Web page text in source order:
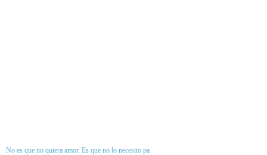
No es que no quiera amor. Es que no lo necesito pa